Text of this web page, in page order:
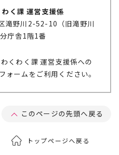
く課 運営支援係
野川2-52-10（旧滝野川
庁舎1階1番
くわく課 運営支援係への
ォームをご利用ください。
このページの先頭へ戻る
トップページへ戻る